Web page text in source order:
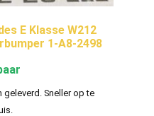
E Klasse W212
1-A8-2498
geleverd. Sneller op te